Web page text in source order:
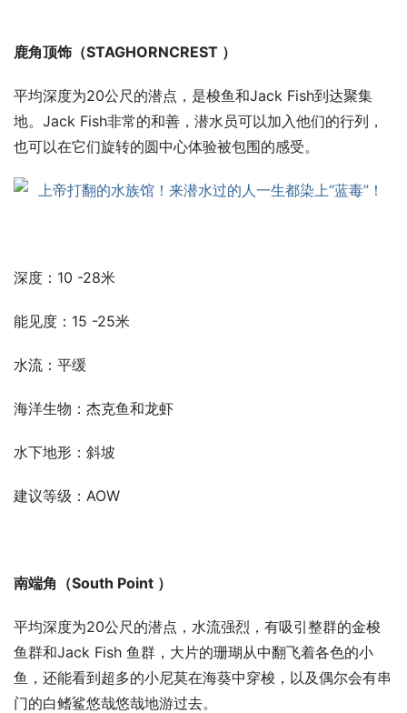
鹿角顶饰（STAGHORNCREST ）
平均深度为20公尺的潜点，是梭鱼和Jack Fish到达聚集
地。Jack Fish非常的和善，潜水员可以加入他们的行列，
也可以在它们旋转的圆中心体验被包围的感受。
深度：10 -28米
能见度：15 -25米
水流：平缓
海洋生物：杰克鱼和龙虾
水下地形：斜坡
建议等级：AOW
南端角（South Point ）
平均深度为20公尺的潜点，水流强烈，有吸引整群的金梭
鱼群和Jack Fish 鱼群，大片的珊瑚从中翻飞着各色的小
鱼，还能看到超多的小尼莫在海葵中穿梭，以及偶尔会有串
门的白鳍鲨悠哉悠哉地游过去。